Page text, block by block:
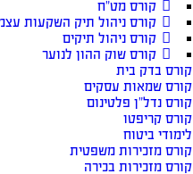
קורס מט”ח
קורס ניהול תיק השקעות
קורס ניהול תיקים
קורס שוק ההון לנוער
קורס בדק בית
קורס שמאות עסקים
קורס נדל”ן פלטינום
קורס קריפטו
לימודי ביטוח
קורס מזכירות משפטית
קורס מזכירות בכירה